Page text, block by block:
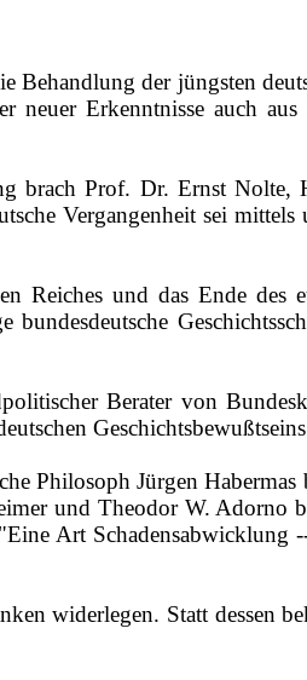
der jüngsten
neuer Erkenntnisse auch
brach Prof. Dr. Ernst Nolte,
Vergangenheit sei
Reiches und das Ende des
Berater von
Philosoph Jürgen
und Theodor W. Adorno
Art Schadensabwicklung
widerlegen. Statt dessen